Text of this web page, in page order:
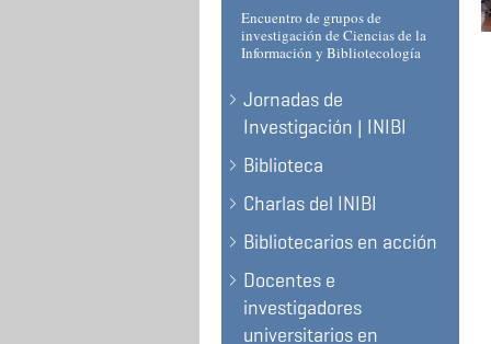
Encuentro de grupos de
investigación de Ciencias de la
Información y Bibliotecología
Jornadas de
Investigación | INIBI
Biblioteca
Charlas del INIBI
Bibliotecarios en acción
Docentes e
investigadores
universitarios en